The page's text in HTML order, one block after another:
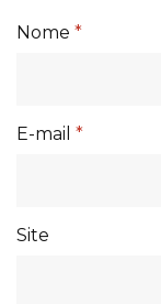
Nome *
E-mail *
Site